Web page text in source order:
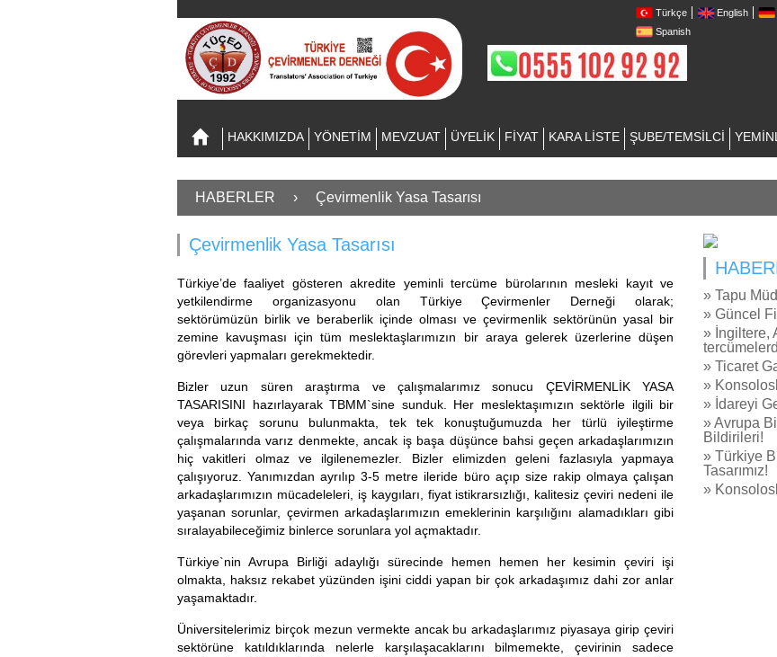
Türkçe English
Spanish
HAKKIMIZDA YÖNETİM MEVZUAT ÜYELİK FİYAT KARA LİSTE ŞUBE/TEMSİLCİ
HABERLER › Çevirmenlik Yasa Tasarısı
Çevirmenlik Yasa Tasarısı
Türkiye’de faaliyet gösteren akredite yeminli tercüme bürolarının mesleki kayıt ve
yetkilendirme organizasyonu olan Türkiye Çevirmenler Derneği olarak;
sektörümüzün birlik ve beraberlik içinde olması ve çevirmenlik sektörünün yasal bir
zemine kavuşması için tüm meslektaşlarımızın bir araya gelerek üzerlerine düşen
görevleri yapmaları gerekmektedir.
Bizler uzun süren araştırma ve çalışmalarımız sonucu ÇEVİRMENLİK YASA
TASARISINI hazırlayarak TBMM`sine sunduk.
Her meslektaşımızın sektörle ilgili bir
veya birkaç sorunu bulunmakta, tek tek konuştuğumuzda her türlü iyileştirme
çalışmalarında varız denmekte, ancak iş başa düşünce bahsi geçen arkadaşlarımızın
hiç vakitleri olmaz ve ilgilenemezler. Bizler elimizden geleni fazlasıyla yapmaya
çalışıyoruz. Yanımızdan ayrılıp 3-5 metre ileride büro açıp size rakip olmaya çalışan
arkadaşlarımızın mücadeleleri, iş kaygıları, fiyat istikrarsızlığı, kalitesiz çeviri nedeni ile
yaşanan sorunlar, çevirmen arkadaşlarımızın emeklerinin karşılığını alamadıkları gibi
sıralayabileceğimiz binlerce sorunlara yol açmaktadır.
Türkiye`nin Avrupa Birliği adaylığı sürecinde hemen hemen her kesimin çeviri işi
olmakta, haksız rekabet yüzünden işini ciddi yapan bir çok arkadaşımız dahi zor anlar
yaşamaktadır.
Üniversitelerimiz birçok mezun vermekte ancak bu arkadaşlarımız piyasaya girip çeviri
sektörüne katıldıklarında nelerle karşılaşacaklarını bilmemekte, çevirinin sadece
» Tapu
» Güncel
» İngiltere,
» Ticaret
»
» İdareyi
» Avrupa
Bildirileri!
» Türkiye
Tasarımız!
»